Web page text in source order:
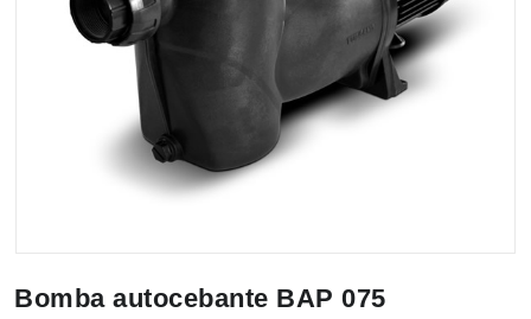
Bomba autocebante BAP 075